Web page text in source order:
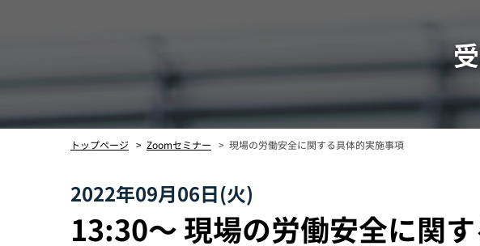
トップページ Zoomセミナー 現場の労働安全に関する具体的実施事項
2022年09月06日(火)
13:30〜 現場の労働安全に関